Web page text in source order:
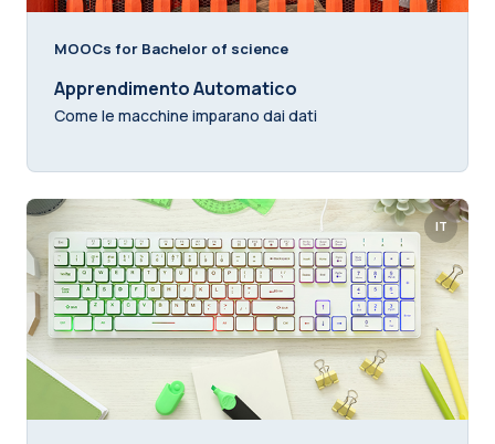
MOOCs for Bachelor of science
Apprendimento Automatico
Come le macchine imparano dai dati
IT